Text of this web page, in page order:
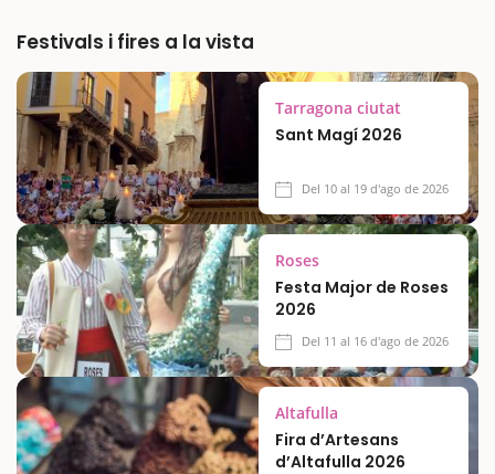
Festivals i fires a la vista
Tarragona ciutat
Sant Magí 2026
Del 10 al 19 d'ago de 2026
Roses
Festa Major de Roses
2026
Del 11 al 16 d'ago de 2026
Altafulla
Fira d’Artesans
d’Altafulla 2026